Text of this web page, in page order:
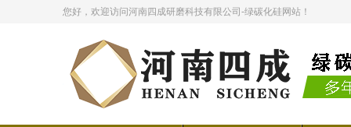
您好，欢迎访问河南四成研磨科技有限公司-绿碳化硅网站！